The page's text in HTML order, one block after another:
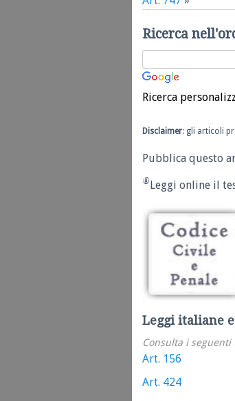
Ricerca
Ricerca
Disclaimer: gli articoli
Pubblica questo
Leggi online il
Leggi italiane
Consulta i
Art. 156
Art. 424